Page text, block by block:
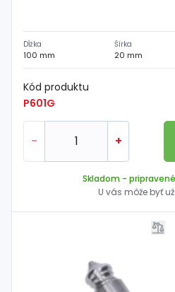
Dĺžka
100 mm
Šírka
20 mm
Kód produktu
P601G
- +
Skladom -
U vás môže byť už